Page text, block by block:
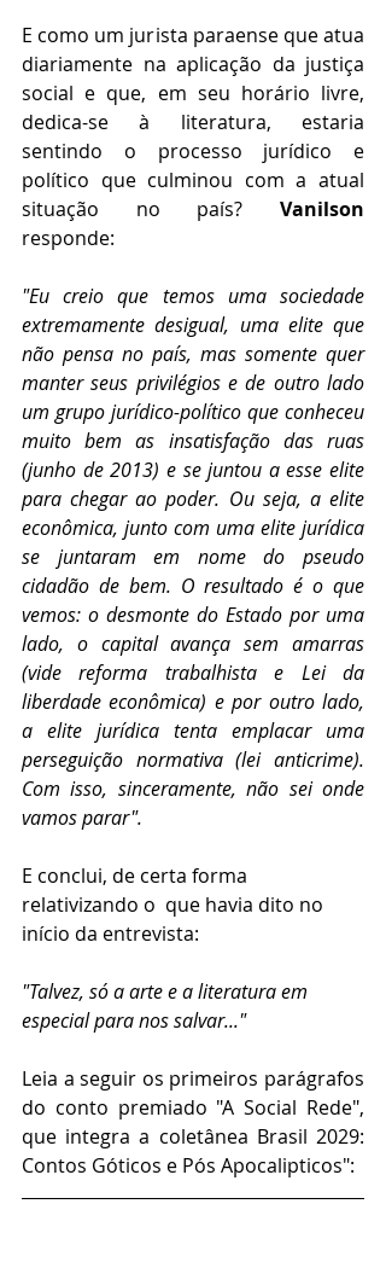
E como um jurista paraense que atua
diariamente na aplicação da justiça
social e que, em seu horário livre,
dedica-se à literatura, estaria
sentindo o processo jurídico e
político que culminou com a atual
situação no país?
responde:
"Eu creio que temos uma sociedade
extremamente desigual, uma elite que
não pensa no país, mas somente quer
manter seus privilégios e de outro lado
um grupo jurídico-político que conheceu
muito bem as insatisfação das ruas
(junho de 2013) e se juntou a esse elite
para chegar ao poder. Ou seja, a elite
econômica, junto com uma elite jurídica
se juntaram em nome do pseudo
cidadão de bem. O resultado é o que
vemos: o desmonte do Estado por uma
lado, o capital avança sem amarras
(vide reforma trabalhista e Lei da
liberdade econômica) e por outro lado,
a elite jurídica tenta emplacar uma
perseguição normativa (lei anticrime).
Com isso, sinceramente, não sei onde
vamos parar".
E conclui, de certa forma
relativizando o  que havia dito no
início da entrevista:
"Talvez, só a arte e a literatura em
especial para nos salvar..."
Leia a seguir os primeiros parágrafos
do conto premiado "A Social Rede",
que integra a coletânea Brasil 2029:
Contos Góticos e Pós Apocalipticos":